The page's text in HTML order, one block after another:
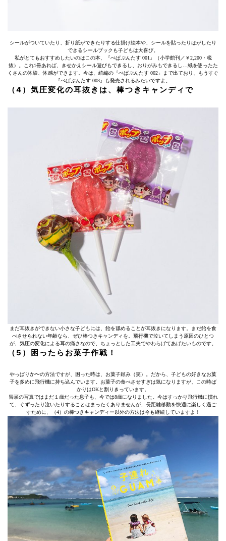
シールがついていたり、折り紙ができたりする仕掛け絵本や、シールを貼ったりはがしたり
できるシールブックも子どもは大喜び。
私がとてもおすすめしたいのはこの本、『ぺぱぷんたす 001』（小学館刊／￥2,200・税
抜）。これ1冊あれば、きせかえシール遊びもできるし、おりがみもできるし…紙を使ったた
くさんの体験、体感ができます。今は、続編の『ぺぱぷんたす 002」まで出ており、もうすぐ
『ぺぱぷんたす 003』も発売されるみたいですよ。
（4）気圧変化の耳抜きは、棒つきキャンディで
まだ耳抜きができない小さな子どもには、飴を舐めることが耳抜きになります。まだ飴を食
べさせられない年齢なら、ぜひ棒つきキャンディを。飛行機で泣いてしまう原因のひとつ
が、気圧の変化による耳の痛さなので、ちょっとした工夫でやわらげてあげたいものです。
（5）困ったらお菓子作戦！
やっぱりか〜の方法ですが、困った時は、お菓子頼み（笑）。だから、子どもの好きなお菓
子を多めに飛行機に持ち込んでいます。お菓子の食べさせすぎは気になりますが、この時ば
かりはOKと割りきっています。
冒頭の写真ではまだ１歳だった息子も、今では8歳になりました。今はすっかり飛行機に慣れ
て、ぐずったり泣いたりすることはまったくありませんが、長距離移動を快適に楽しく過ご
すために、（4）の棒つきキャンディー以外の方法は今も継続していますよ！